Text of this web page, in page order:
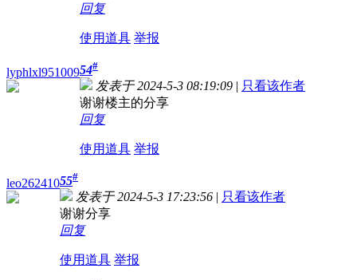
回复
使用道具 举报
lyphlxl95100954#
发表于 2024-5-3 08:19:09 | 只看该作者
谢谢楼主的分享
回复
使用道具 举报
leo26241055#
发表于 2024-5-3 17:23:56 | 只看该作者
谢谢分享
回复
使用道具 举报